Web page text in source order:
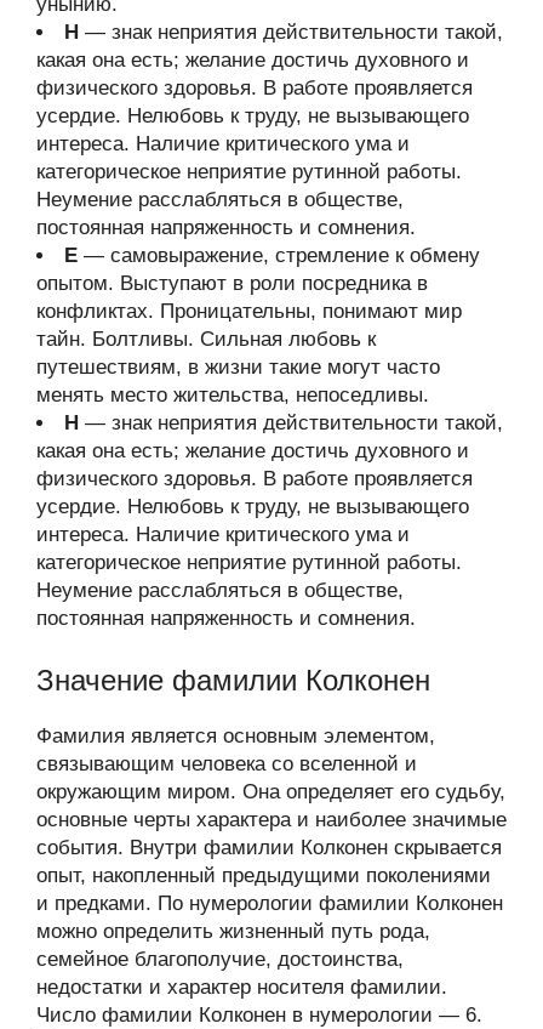
Н — знак неприятия действительности такой,
какая она есть; желание достичь духовного и
физического здоровья. В работе проявляется
усердие. Нелюбовь к труду, не вызывающего
интереса. Наличие критического ума и
категорическое неприятие рутинной работы.
Неумение расслабляться в обществе,
постоянная напряженность и сомнения.
Е — самовыражение, стремление к обмену
опытом. Выступают в роли посредника в
конфликтах. Проницательны, понимают мир
тайн. Болтливы. Сильная любовь к
путешествиям, в жизни такие могут часто
менять место жительства, непоседливы.
Н — знак неприятия действительности такой,
какая она есть; желание достичь духовного и
физического здоровья. В работе проявляется
усердие. Нелюбовь к труду, не вызывающего
интереса. Наличие критического ума и
категорическое неприятие рутинной работы.
Неумение расслабляться в обществе,
постоянная напряженность и сомнения.
Значение фамилии Колконен
Фамилия является основным элементом,
связывающим человека со вселенной и
окружающим миром. Она определяет его судьбу,
основные черты характера и наиболее значимые
события. Внутри фамилии Колконен скрывается
опыт, накопленный предыдущими поколениями
и предками. По нумерологии фамилии Колконен
можно определить жизненный путь рода,
семейное благополучие, достоинства,
недостатки и характер носителя фамилии.
Число фамилии Колконен в нумерологии — 6.